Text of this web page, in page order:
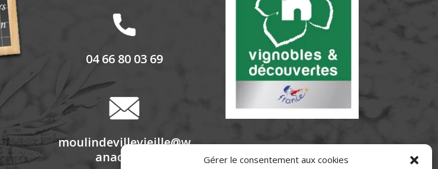
Gérer le consentement aux cookies
04 66 80 03 69
moulindevillevieille@w
anadoo.fr